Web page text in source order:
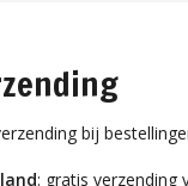
bij
: gratis verzending